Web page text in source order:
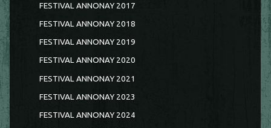
FESTIVAL ANNONAY 2017
FESTIVAL ANNONAY 2018
FESTIVAL ANNONAY 2019
FESTIVAL ANNONAY 2020
FESTIVAL ANNONAY 2021
FESTIVAL ANNONAY 2023
FESTIVAL ANNONAY 2024